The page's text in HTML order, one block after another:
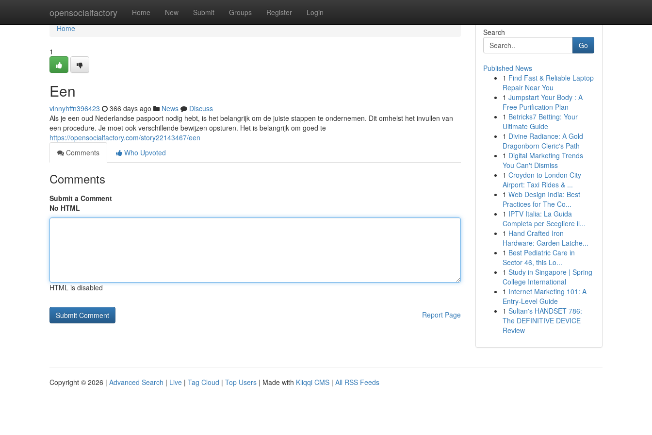
opensocialfactory Home New Submit Groups Register Login
Home
Home
1
Een
vinnyhffn396423 366 days ago News
Discuss
Als je een oud Nederlandse paspoort nodig hebt, is het belangrijk om de juiste stappen te ondernemen. Dit omhelst het invullen van
een procedure. Je moet ook verschillende bewijzen opsturen. Het is belangrijk om goed te
https://opensocialfactory.com/story22143467/een
Comments
Who Upvoted
Comments
Submit a Comment
No HTML
HTML is disabled
Report Page
Search
Go
Published News
1 Find Fast & Reliable Laptop
Repair Near You
1 Jumpstart Your Body : A
Free Purification Plan
1 Betricks7 Betting: Your
Ultimate Guide
1 Divine Radiance: A Gold
Dragonborn Cleric's Path
1 Digital Marketing Trends
You Can't Dismiss
1 Croydon to London City
Airport: Taxi Rides & ...
1 Web Design India: Best
Practices for The Co...
1 IPTV Italia: La Guida
Completa per Scegliere il...
1 Hand Crafted Iron
Hardware: Garden Latche...
1 Best Pediatric Care in
Sector 46, this Lo...
1 Study in Singapore | Spring
College International
1 Internet Marketing 101: A
Entry-Level Guide
1 Sultan's HANDSET 786:
The DEFINITIVE DEVICE
Review
Copyright © 2026 | Advanced Search | Live | Tag Cloud | Top Users | Made with Kliqqi CMS | All RSS Feeds